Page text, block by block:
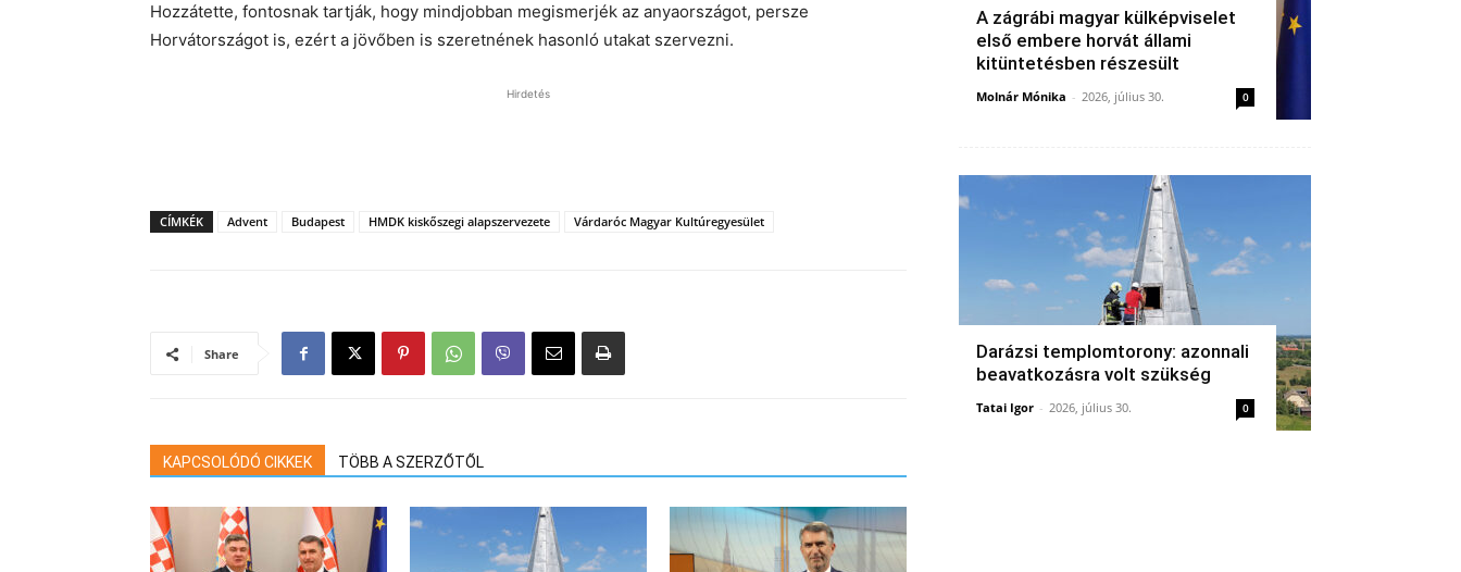
Hozzátette, fontosnak tartják, hogy mindjobban megismerjék az anyaországot, persze
Horvátországot is, ezért a jövőben is szeretnének hasonló utakat szervezni.
Hirdetés
CÍMKÉK Advent Budapest HMDK kiskőszegi alapszervezete Várdaróc Magyar Kultúregyesület
Share
KAPCSOLÓDÓ CIKKEK TÖBB A SZERZŐTŐL
A zágrábi magyar külképviselet
első embere horvát állami
kitüntetésben részesült
Molnár Mónika - 2026, július 30. 0
Darázsi templomtorony: azonnali
beavatkozásra volt szükség
Tatai Igor - 2026, július 30. 0